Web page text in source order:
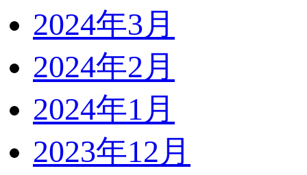
2024年3月
2024年2月
2024年1月
2023年12月